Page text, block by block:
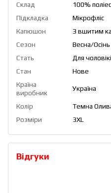
Склад
100%
Підкладка
Мікрофліс
Капюшон
З вшитим
Сезон
Весна/Осінь
Стать
Для
Стан
Нове
Країна
виробник
Україна
Колір
Темна
Розміри
3XL
Відгуки